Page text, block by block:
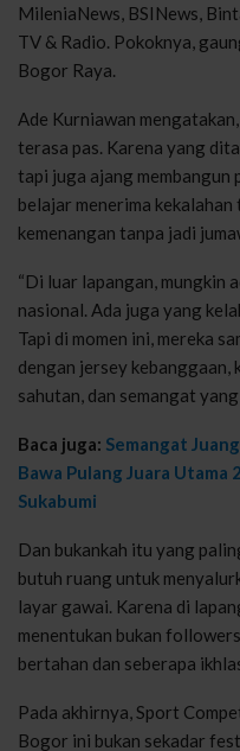
MileniaNews, BSINews,
TV & Radio. Pokoknya,
Bogor Raya.
Ade Kurniawan
terasa pas. Karena yang
tapi juga ajang
belajar menerima kekalahan
kemenangan tanpa jadi
“Di luar lapangan, mungkin
nasional. Ada juga yang
Tapi di momen ini, mereka
dengan jersey
sahutan, dan semangat
Baca juga: Semangat
Bawa Pulang Juara Utama
Sukabumi
Dan bukankah itu yang
butuh ruang untuk
layar gawai. Karena di
menentukan bukan
bertahan dan seberapa
Pada akhirnya, Sport
Bogor ini bukan sekadar